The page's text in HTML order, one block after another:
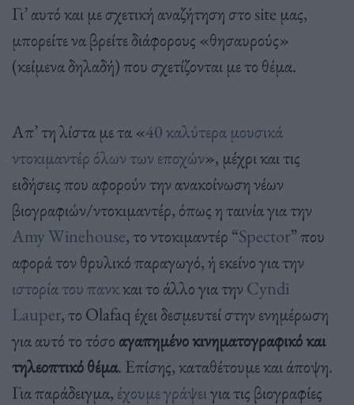
Γι’ αυτό και με σχετική αναζήτηση στο site μας,
μπορείτε να βρείτε διάφορους «θησαυρούς»
(κείμενα δηλαδή) που σχετίζονται με το θέμα.
Απ’ τη λίστα με τα «40 καλύτερα μουσικά
ντοκιμαντέρ όλων των εποχών», μέχρι και τις
ειδήσεις που αφορούν την ανακοίνωση νέων
βιογραφιών/ντοκιμαντέρ, όπως η ταινία για την
Amy Winehouse, το ντοκιμαντέρ “Spector” που
αφορά τον θρυλικό παραγωγό, ή εκείνο για την
ιστορία του πανκκαι το άλλο για την Cyndi
Lauper, το Olafaq έχει δεσμευτεί στην ενημέρωση
για αυτό το τόσο αγαπημένο κινηματογραφικό και
τηλεοπτικό θέμα. Επίσης, καταθέτουμε και άποψη.
Για παράδειγμα, έχουμε γράψειγια τις βιογραφίες